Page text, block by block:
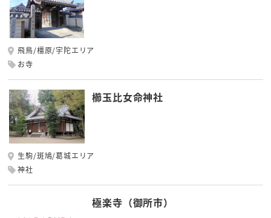
飛鳥/橿原/宇陀エリア
お寺
櫛玉比女命神社
生駒/斑鳩/葛城エリア
神社
極楽寺（御所市）